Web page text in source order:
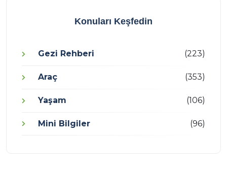
Konuları Keşfedin
Gezi Rehberi (223)
Araç (353)
Yaşam (106)
Mini Bilgiler (96)